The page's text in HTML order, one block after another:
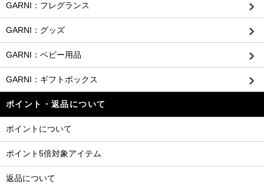
GARNI：フレグランス
GARNI：グッズ
GARNI：ベビー用品
GARNI：ギフトボックス
ポイント・返品について
ポイントについて
ポイント5倍対象アイテム
返品について